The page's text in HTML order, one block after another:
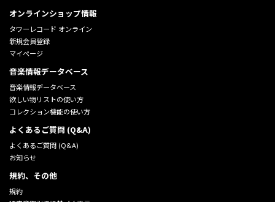
オンラインショップ情報
タワーレコード オンライン
新規会員登録
マイページ
音楽情報データベース
音楽情報データベース
欲しい物リストの使い方
コレクション機能の使い方
よくあるご質問 (Q&A)
よくあるご質問 (Q&A)
お知らせ
規約、その他
規約